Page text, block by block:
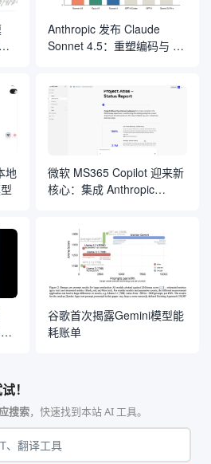
Anthropic 发布 Claude
Sonnet 4.5：重塑编码与 AI
地
微软 MS365 Copilot 迎来新
核心：集成 Anthropic
谷歌首次揭露Gemini模型能
耗账单
！
搜索，快速找到本站 AI 工具。